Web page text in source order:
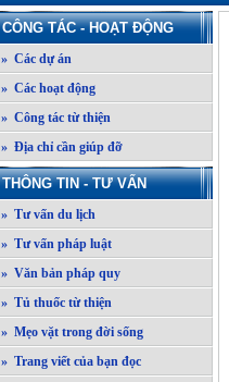
CÔNG TÁC - HOẠT ĐỘNG
» Các dự án
» Các hoạt động
» Công tác từ thiện
» Địa chỉ cần giúp đỡ
THÔNG TIN - TƯ VẤN
» Tư vấn du lịch
» Tư vấn pháp luật
» Văn bản pháp quy
» Tủ thuốc từ thiện
» Mẹo vặt trong đời sống
» Trang viết của bạn đọc